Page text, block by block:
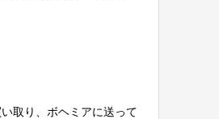
取り、ボヘミアに送って